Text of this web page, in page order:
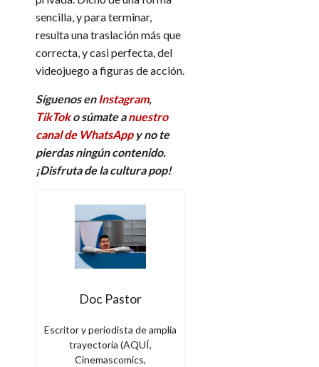
sencilla, y para terminar,
resulta una traslación más que
correcta, y casi perfecta, del
videojuego a figuras de acción.
Síguenos enInstagram,
TikToko súmate anuestro
canal de WhatsAppy no te
pierdas ningún contenido.
¡Disfruta de laculturapop!
Doc Pastor
Escritor y periodista de amplia
trayectoria (AQUÍ,
Cinemascomics,